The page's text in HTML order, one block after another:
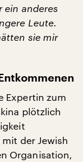
ein anderes
Leute.
sie mir
Expertin zum
plötzlich
der Jewish
Organisation,